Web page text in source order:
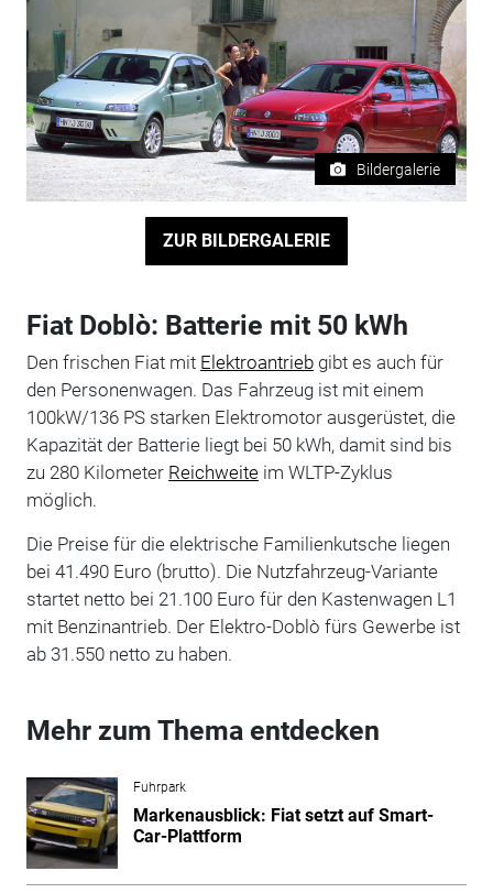
Bildergalerie
ZUR BILDERGALERIE
Fiat Doblò: Batterie mit 50 kWh
Den frischen Fiat mit Elektroantriebgibt es auch für
den Personenwagen. Das Fahrzeug ist mit einem
100kW/136 PS starken Elektromotor ausgerüstet, die
Kapazität der Batterie liegt bei 50 kWh, damit sind bis
zu 280 Kilometer Reichweiteim WLTP-Zyklus
möglich.
Die Preise für die elektrische Familienkutsche liegen
bei 41.490 Euro (brutto). Die Nutzfahrzeug-Variante
startet netto bei 21.100 Euro für den Kastenwagen L1
mit Benzinantrieb. Der Elektro-Doblò fürs Gewerbe ist
ab 31.550 netto zu haben.
Mehr zum Thema entdecken
Fuhrpark
Markenausblick: Fiat setzt auf Smart-
Car-Plattform